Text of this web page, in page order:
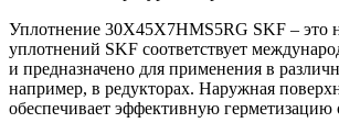
Уплотнение 30X45X7HMS5RG SKF – это
уплотнений SKF соответствует
и предназначено для применения в
например, в редукторах. Наружная
обеспечивает эффективную герметизацию